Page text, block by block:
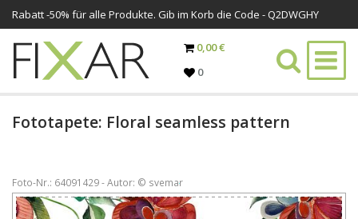
Rabatt -50% für alle Produkte. Gib im Korb die Code - Q2DWGHY
0,00 €
0
Fototapete: Floral seamless pattern
Foto-Nr.: 64091429 - Autor: © svemar